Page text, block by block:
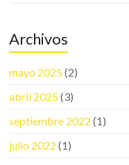
Archivos
mayo 2025(2)
abril 2025(3)
septiembre 2022 (1)
julio 2022 (1)